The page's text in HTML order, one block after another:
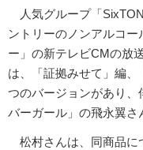
人気グループ「
ントリーのノンアルコ
ー」の新テレビCMの放
は、「証拠みせて」編
つのバージョンがあり、
バーガール」の飛永翼さ
松村さんは、同商品に